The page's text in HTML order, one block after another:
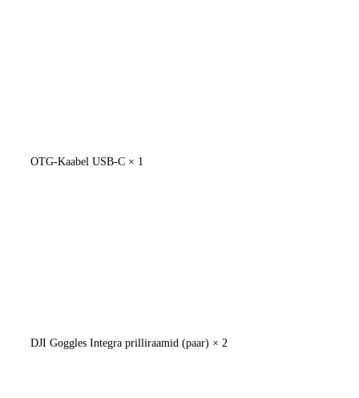
OTG-Kaabel USB-C × 1
DJI Goggles Integra prilliraamid (paar) × 2